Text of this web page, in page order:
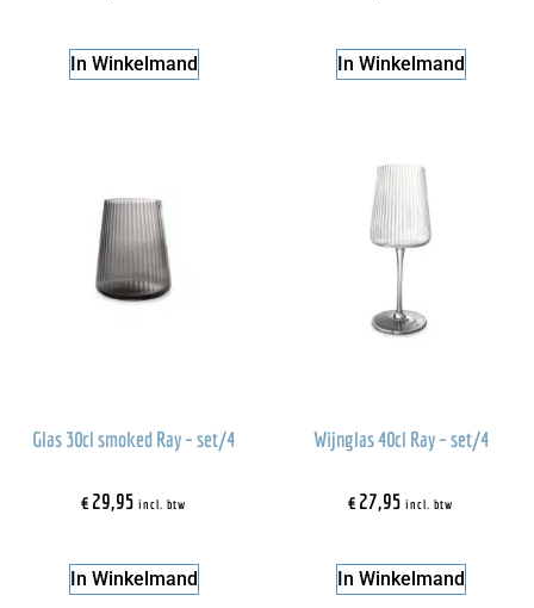
In Winkelmand In Winkelmand
Glas 30cl smoked Ray – set/4
€29,95 incl. btw
In Winkelmand
Wijnglas 40cl Ray – set/4
€27,95 incl. btw
In Winkelmand